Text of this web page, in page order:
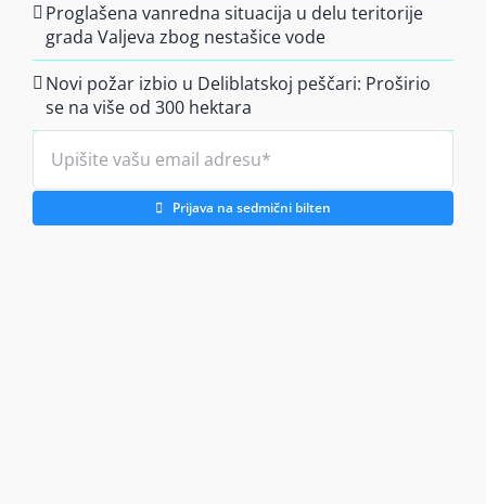
Proglašena vanredna situacija u delu teritorije
grada Valjeva zbog nestašice vode
Novi požar izbio u Deliblatskoj peščari: Proširio
se na više od 300 hektara
Prijava na sedmični bilten